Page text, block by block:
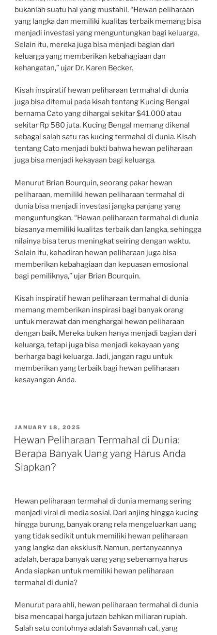
bukanlah suatu hal yang mustahil. “Hewan peliharaan
yang langka dan memiliki kualitas terbaik memang bisa
menjadi investasi yang menguntungkan bagi keluarga.
Selain itu, mereka juga bisa menjadi bagian dari
keluarga yang memberikan kebahagiaan dan
kehangatan,” ujar Dr. Karen Becker.
Kisah inspiratif hewan peliharaan termahal di dunia
juga bisa ditemui pada kisah tentang Kucing Bengal
bernama Cato yang dihargai sekitar $41.000 atau
sekitar Rp 580 juta. Kucing Bengal memang dikenal
sebagai salah satu ras kucing termahal di dunia. Kisah
tentang Cato menjadi bukti bahwa hewan peliharaan
juga bisa menjadi kekayaan bagi keluarga.
Menurut Brian Bourquin, seorang pakar hewan
peliharaan, memiliki hewan peliharaan termahal di
dunia bisa menjadi investasi jangka panjang yang
menguntungkan. “Hewan peliharaan termahal di dunia
biasanya memiliki kualitas terbaik dan langka, sehingga
nilainya bisa terus meningkat seiring dengan waktu.
Selain itu, kehadiran hewan peliharaan juga bisa
memberikan kebahagiaan dan kepuasan emosional
bagi pemiliknya,” ujar Brian Bourquin.
Kisah inspiratif hewan peliharaan termahal di dunia
memang memberikan inspirasi bagi banyak orang
untuk merawat dan menghargai hewan peliharaan
dengan baik. Mereka bukan hanya menjadi bagian dari
keluarga, tetapi juga bisa menjadi kekayaan yang
berharga bagi keluarga. Jadi, jangan ragu untuk
memberikan yang terbaik bagi hewan peliharaan
kesayangan Anda.
POSTED
ON
JANUARY 18, 2025
Hewan Peliharaan Termahal di Dunia:
Berapa Banyak Uang yang Harus Anda
Siapkan?
Hewan peliharaan termahal di dunia memang sering
menjadi viral di media sosial. Dari anjing hingga kucing
hingga burung, banyak orang rela mengeluarkan uang
yang tidak sedikit untuk memiliki hewan peliharaan
yang langka dan eksklusif. Namun, pertanyaannya
adalah, berapa banyak uang yang sebenarnya harus
Anda siapkan untuk memiliki hewan peliharaan
termahal di dunia?
Menurut para ahli, hewan peliharaan termahal di dunia
bisa mencapai harga jutaan bahkan miliaran rupiah.
Salah satu contohnya adalah Savannah cat, yang